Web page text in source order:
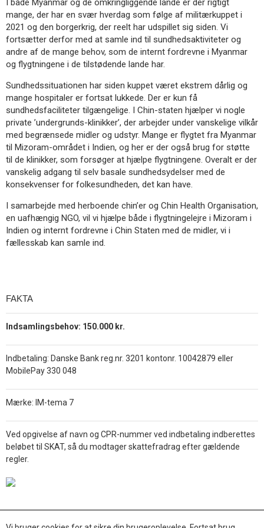
11.0:
Kalender
12.0:
Inspiration
13.0:
Værktøjskassen
14.0:
Mission
15.0:
Om
BaptistKirken
16.0:
Kontakt
I både Myanmar og de omkringliggende lande er der rigtigt
mange, der har en svær hverdag som følge af militærkuppet i
2021 og den borgerkrig, der reelt har udspillet sig siden. Vi
fortsætter derfor med at samle ind til sundhedsaktiviteter og
andre af de mange behov, som de internt fordrevne i Myanmar
og flygtningene i de tilstødende lande har.
Sundhedssituationen har siden kuppet været ekstrem dårlig og
mange hospitaler er fortsat lukkede. Der er kun få
sundhedsfaciliteter tilgængelige. I Chin-staten hjælper vi nogle
private ’undergrunds-klinikker’, der arbejder under vanskelige vilkår
med begrænsede midler og udstyr. Mange er flygtet fra Myanmar
til Mizoram-området i Indien, og her er der også brug for støtte
til de klinikker, som forsøger at hjælpe flygtningene. Overalt er der
vanskelig adgang til selv basale sundhedsydelser med de
konsekvenser for folkesundheden, det kan have.
I samarbejde med herboende chin’er og Chin Health Organisation,
en uafhængig NGO, vil vi hjælpe både i flygtningelejre i Mizoram i
Indien og internt fordrevne i Chin Staten med de midler, vi i
fællesskab kan samle ind.
FAKTA
Indsamlingsbehov: 150.000 kr.
Indbetaling: Danske Bank reg.nr. 3201 kontonr. 10042879 eller
MobilePay 330 048
Mærke: IM-tema 7
Ved opgivelse af navn og CPR-nummer ved indbetaling indberettes
beløbet til SKAT, så du modtager skattefradrag efter gældende
regler.